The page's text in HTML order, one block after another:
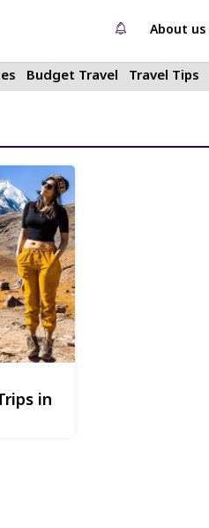
About us
Budget Travel Travel Tips
in